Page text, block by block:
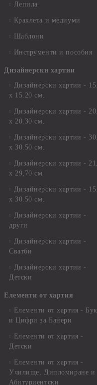
Лепила
Краклета и медиуми
Шаблони
Инструменти и пособия
Дизайнерски хартии
Дизайнерски хартии -
х 15.20 см.
Дизайнерски хартии -
х 20.30 см.
Дизайнерски хартии -
х 30.50 см.
Дизайнерски хартии -
х 29,70 см
Дизайнерски хартии -
x 30.50 см.
Дизайнерски хартии -
други
Дизайнерски хартии -
Сватби
Дизайнерски хартии -
Детски
Елементи от хартия
Елементи от хартия -
и Цифри за Банери
Елементи от хартия -
Детски
Елементи от хартия -
Училище, Дипломиране и
Абитуриентски